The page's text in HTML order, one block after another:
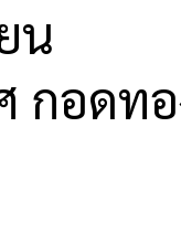
น
กอดท